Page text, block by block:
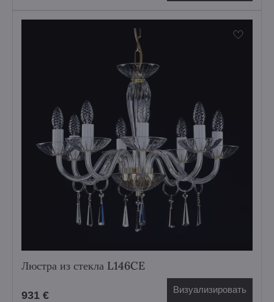
Люстра из стекла L146CE
931 € Визуализировать